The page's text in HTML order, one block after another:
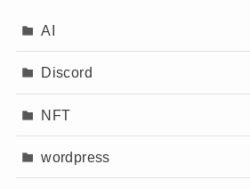
AI
Discord
NFT
wordpress